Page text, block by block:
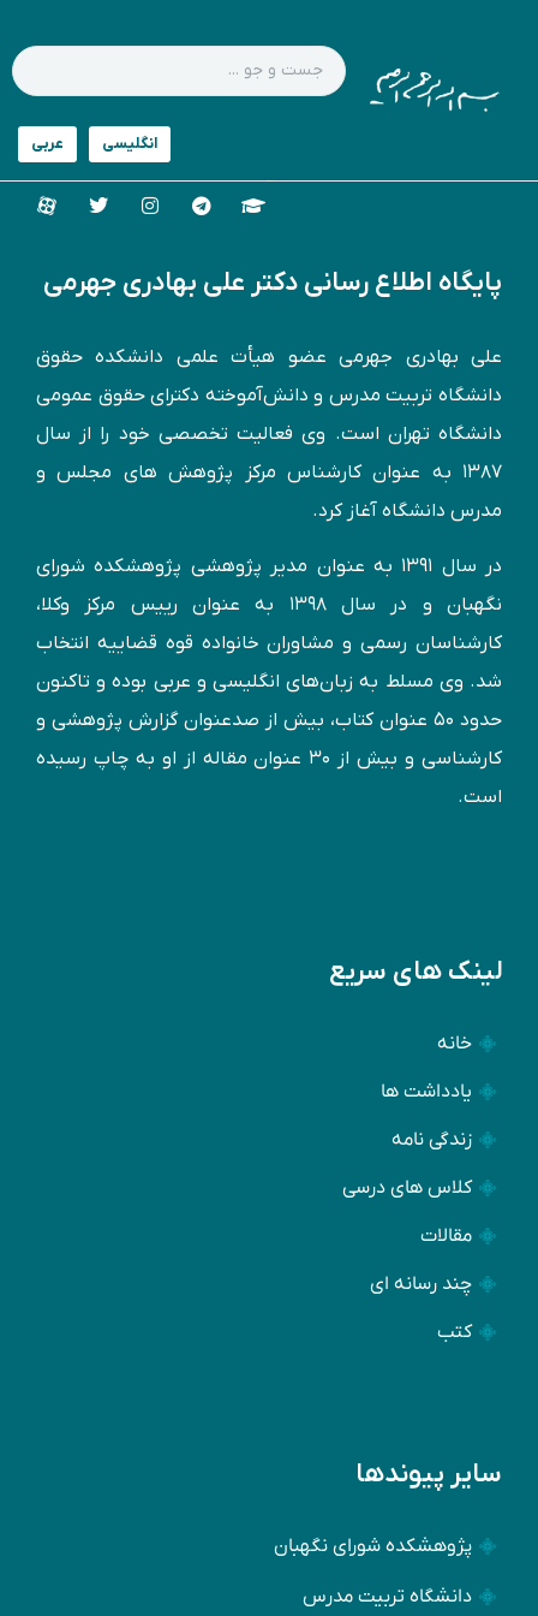
پایگاه اطلاع رسانی دکتر علی بهادری جهرمی
علی بهادری جهرمی عضو هیأت علمی دانشکده حقوق
دانشگاه تربیت مدرس و دانش‌آموخته دكترای حقوق عمومی
دانشگاه تهران است. وی فعالیت تخصصی خود را از سال
۱۳۸۷ به عنوان کارشناس مركز پژوهش های مجلس و
مدرس دانشگاه آغاز کرد.
در سال ۱۳۹۱ به عنوان مدير پژوهشی پژوهشكده شورای
نگهبان و در سال ۱۳۹۸ به عنوان رییس مرکز وکلا،
کارشناسان رسمی و مشاوران خانواده قوه قضاییه انتخاب
شد. وی مسلط به زبان‌های انگليسی و عربی بوده و تاكنون
حدود ۵۰ عنوان كتاب، بیش از صدعنوان گزارش پژوهشی و
کارشناسی و بيش از ۳۰ عنوان مقاله از او به چاپ رسيده
است.
لینک های سریع
خانه
یادداشت ها
زندگی نامه
کلاس های درسی
مقالات
چند رسانه ای
کتب
سایر پیوندها
پژوهشکده شورای نگهبان
دانشگاه تربیت مدرس